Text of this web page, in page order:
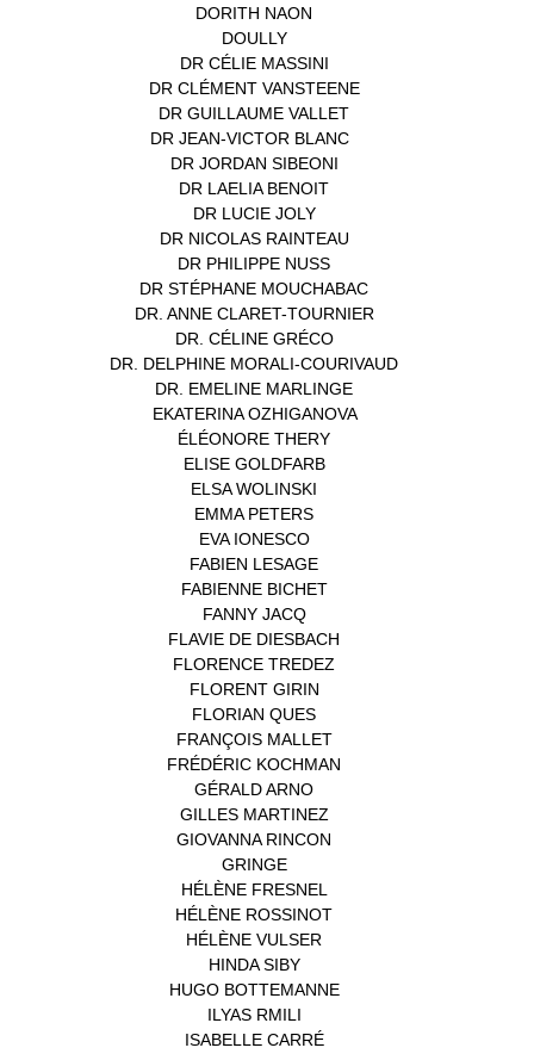
DORITH NAON
DOULLY(1)
DR CÉLIE MASSINI
DR CLÉMENT VANSTEENE(1)
DR GUILLAUME VALLET
DR JEAN-VICTOR BLANC(12)
DR JORDAN SIBEONI
DR LAELIA BENOIT
DR LUCIE JOLY(1)
DR NICOLAS RAINTEAU
DR PHILIPPE NUSS
DR STÉPHANE MOUCHABAC
DR. ANNE CLARET-TOURNIER(1)
DR. CÉLINE GRÉCO(1)
DR. DELPHINE MORALI-COURIVAUD
DR. EMELINE MARLINGE
EKATERINA OZHIGANOVA(1)
ÉLÉONORE THERY
ELISE GOLDFARB(1)
ELSA WOLINSKI
EMMA PETERS
EVA IONESCO(1)
FABIEN LESAGE
FABIENNE BICHET(1)
FANNY JACQ(1)
FLAVIE DE DIESBACH
FLORENCE TREDEZ
FLORENT GIRIN
FLORIAN QUES
FRANÇOIS MALLET(1)
FRÉDÉRIC KOCHMAN
GÉRALD ARNO
GILLES MARTINEZ(1)
GIOVANNA RINCON
GRINGE(1)
HÉLÈNE FRESNEL(3)
HÉLÈNE ROSSINOT
HÉLÈNE VULSER
HINDA SIBY(1)
HUGO BOTTEMANNE(1)
ILYAS RMILI
ISABELLE CARRÉ(1)